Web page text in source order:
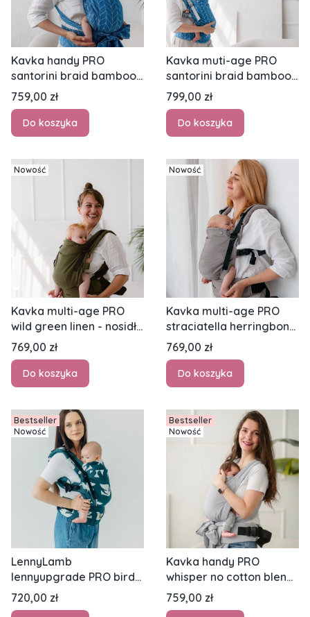
Kavka handy PRO
santorini braid bamboo
SILVER - nosidło
hybrydowe regulowane
Cena
759,00 zł
Do koszyka
Kavka muti-age PRO
santorini braid bamboo
SILVER - nosidło
klamrowe regulowane
Cena
799,00 zł
Do koszyka
Nowość
Kavka multi-age PRO
wild green linen - nosidło
kalmrowe regulowane
Cena
769,00 zł
Do koszyka
Nowość
Kavka multi-age PRO
straciatella herringbone
bamboo - nosidło
klamrowe regulowane
Cena
769,00 zł
Do koszyka
Bestseller
Nowość
LennyLamb
lennyupgrade PRO birdy
skyward - nosidło
klamrowe regulowane
Cena
720,00 zł
Bestseller
Nowość
Kavka handy PRO
whisper no cotton blend
- nosidło hybrydowe
regulowane
Cena
759,00 zł